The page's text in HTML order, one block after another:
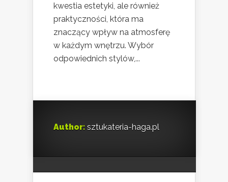
kwestia estetyki, ale również
praktyczności, która ma
znaczący wpływ na atmosferę
w każdym wnętrzu. Wybór
odpowiednich stylów,...
Author: sztukateria-haga.pl